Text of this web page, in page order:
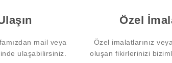
mail veya
ulaşabilirsiniz.
Özel
Özel imalatlarınız
oluşan fikirlerinizi